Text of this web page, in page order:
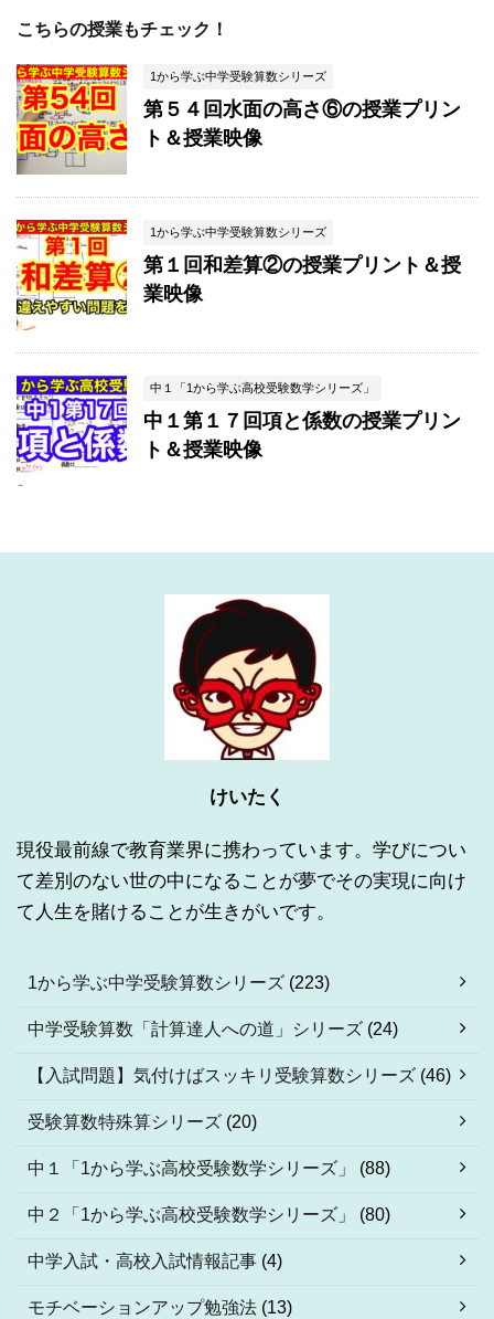
こちらの授業もチェック！
1から学ぶ中学受験算数シリーズ
第５４回水面の高さ⑥の授業プリン
ト＆授業映像
1から学ぶ中学受験算数シリーズ
第１回和差算②の授業プリント＆授
業映像
中１「1から学ぶ高校受験数学シリーズ」
中１第１７回項と係数の授業プリン
ト＆授業映像
けいたく
現役最前線で教育業界に携わっています。学びについ
て差別のない世の中になることが夢でその実現に向け
て人生を賭けることが生きがいです。
1から学ぶ中学受験算数シリーズ (223)
中学受験算数「計算達人への道」シリーズ (24)
【入試問題】気付けばスッキリ受験算数シリーズ (46)
受験算数特殊算シリーズ (20)
中１「1から学ぶ高校受験数学シリーズ」 (88)
中２「1から学ぶ高校受験数学シリーズ」 (80)
中学入試・高校入試情報記事 (4)
モチベーションアップ勉強法 (13)